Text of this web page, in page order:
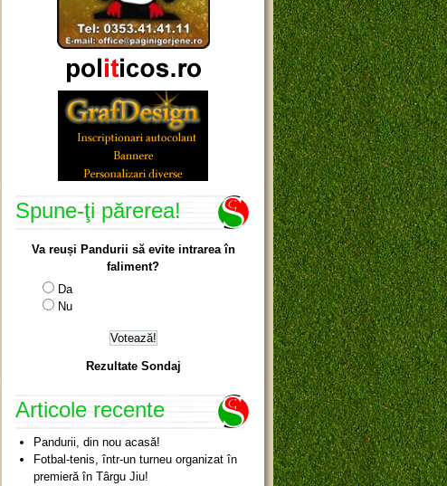
Spune-ţi părerea!
Va reuși Pandurii să evite intrarea în
faliment?
Da
Nu
Rezultate Sondaj
Articole recente
Pandurii, din nou acasă!
Fotbal-tenis, într-un turneu organizat în
premieră în Târgu Jiu!